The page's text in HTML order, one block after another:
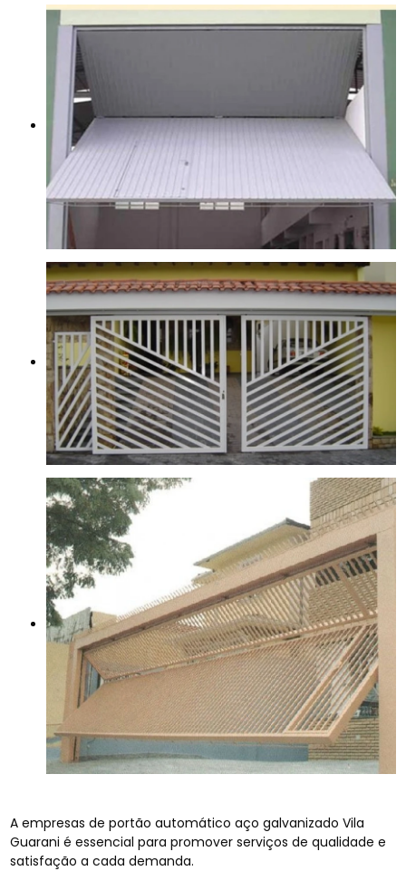
A empresas de portão automático aço galvanizado Vila
Guarani é essencial para promover serviços de qualidade e
satisfação a cada demanda.